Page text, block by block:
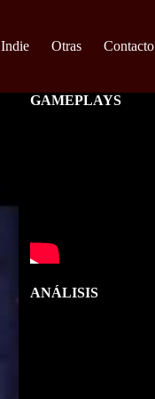
Indie Otras Contacto
GAMEPLAYS
ANÁLISIS